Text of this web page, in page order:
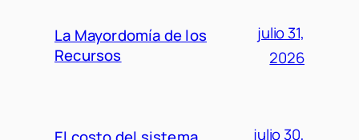
La Mayordomía de los
Recursos
julio 31,
2026
julio 30,